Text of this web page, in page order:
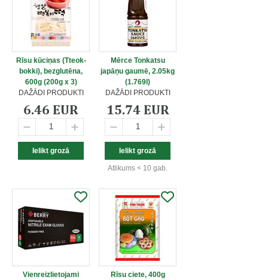
Rīsu kūciņas (Tteok-
bokki), bezglutēna,
600g (200g x 3)
DAŽĀDI PRODUKTI
6.46 EUR
Mērce Tonkatsu
japāņu gaumē, 2.05kg
(1.769l)
DAŽĀDI PRODUKTI
15.74 EUR
Atlikums < 10 gab.
Vienreizlietojami
Rīsu ciete, 400g